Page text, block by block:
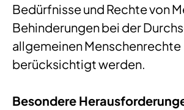
Bedürfnisse und Rechte von
Behinderungen bei der
allgemeinen Menschenrechte
berücksichtigt werden.
Besondere